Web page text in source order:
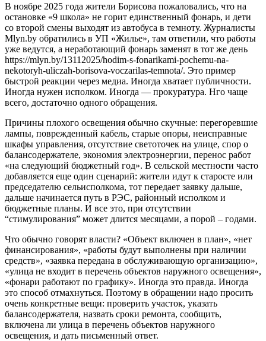
В ноябре 2025 года жители Борисова пожаловались, что на
остановке «9 школа» не горит единственный фонарь, и дети
со второй смены выходят из автобуса в темноту. Журналисты
Mlyn.by обратились в УП «Жилье», там ответили, что работы
уже ведутся, а неработающий фонарь заменят в тот же день
https://mlyn.by/13112025/hodim-s-fonarikami-pochemu-na-
nekotoryh-uliczah-borisova-voczarilas-temnota/. Это пример
быстрой реакции через медиа. Иногда хватает публичности.
Иногда нужен исполком. Иногда — прокуратура. Нго чаще
всего, достаточно одного обращения.
Причины плохого освещения обычно скучные: перегоревшие
лампы, поврежденный кабель, старые опоры, неисправные
шкафы управления, отсутствие светоточек на улице, спор о
балансодержателе, экономия электроэнергии, перенос работ
«на следующий бюджетный год». В сельской местности часто
добавляется еще один сценарий: жители идут к старосте или
председателю сельисполкома, тот передает заявку дальше,
дальше начинается путь в РЭС, районный исполком и
бюджетные планы. И все это, при отсутствии
“стимулирования” может длится месяцами, а порой – годами.
Что обычно говорят власти? «Объект включен в план», «нет
финансирования», «работы будут выполнены при наличии
средств», «заявка передана в обслуживающую организацию»,
«улица не входит в перечень объектов наружного освещения»,
«фонари работают по графику». Иногда это правда. Иногда
это способ отмахнуться. Поэтому в обращении надо просить
очень конкретные вещи: проверить участок, указать
балансодержателя, назвать сроки ремонта, сообщить,
включена ли улица в перечень объектов наружного
освещения, и дать письменный ответ.